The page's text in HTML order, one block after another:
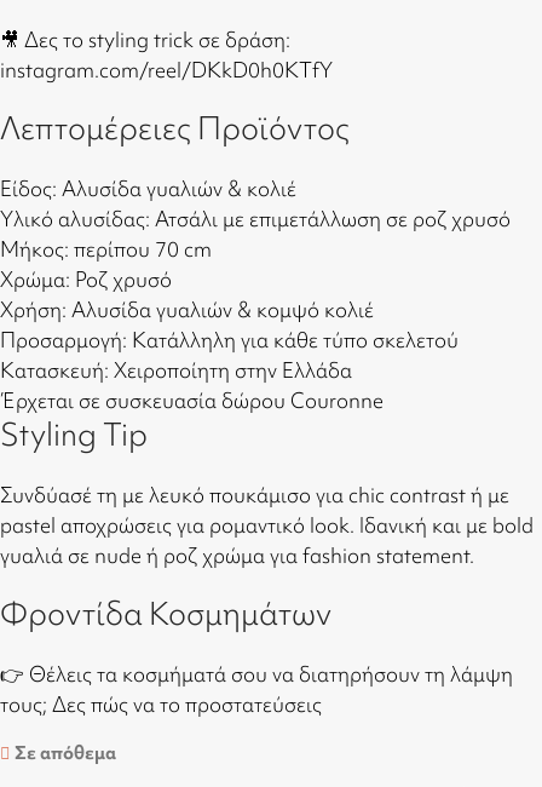
🎥 Δες το styling trick σε δράση:
instagram.com/reel/DKkD0h0KTfY
Λεπτομέρειες Προϊόντος
Είδος: Αλυσίδα γυαλιών & κολιέ
Υλικό αλυσίδας: Ατσάλι με επιμετάλλωση σε ροζ χρυσό
Μήκος: περίπου 70 cm
Χρώμα: Ροζ χρυσό
Χρήση: Αλυσίδα γυαλιών & κομψό κολιέ
Προσαρμογή: Κατάλληλη για κάθε τύπο σκελετού
Κατασκευή: Χειροποίητη στην Ελλάδα
Έρχεται σε συσκευασία δώρου Couronne
Styling Tip
Συνδύασέ τη με λευκό πουκάμισο για chic contrast ή με
pastel αποχρώσεις για ρομαντικό look. Ιδανική και με bold
γυαλιά σε nude ή ροζ χρώμα για fashion statement.
Φροντίδα Κοσμημάτων
👉 Θέλεις τα κοσμήματά σου να διατηρήσουν τη λάμψη
τους; Δες πώς να το προστατεύσεις
Σε απόθεμα